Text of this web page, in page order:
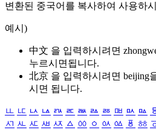
변환된 중국어를 복사하여 사용하
예시)
中文 을 입력하시려면
누르시면됩니다.
北京 을 입력하시려면 beijing
시면 됩니다.
ㅥ ㅦ ㅧ ㅨ ㅩ ㅪ ㅫ ㅬ ㅭ ㅮ ㅯ ㅰ
ㅺ ㅻ ㅼ ㅽ ㅾ ㅿ ㆀ ㆁ ㆂ ㆃ ㆄ ㆅ